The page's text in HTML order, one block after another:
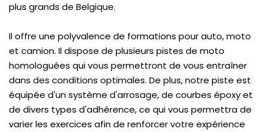
plus grands de Belgique.
Il offre une polyvalence de formations pour auto, moto
et camion. Il dispose de plusieurs pistes de moto
homologuées qui vous permettront de vous entraîner
dans des conditions optimales. De plus, notre piste est
équipée d'un système d'arrosage, de courbes époxy et
de divers types d'adhérence, ce qui vous permettra de
varier les exercices afin de renforcer votre expérience